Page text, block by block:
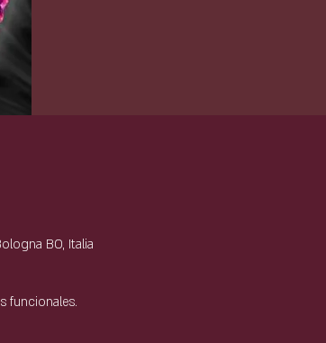
BO, Italia
funcionales.